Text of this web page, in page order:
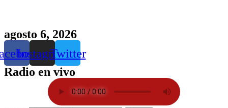
agosto 6, 2026
InstagramTwitter
Radio en vivo